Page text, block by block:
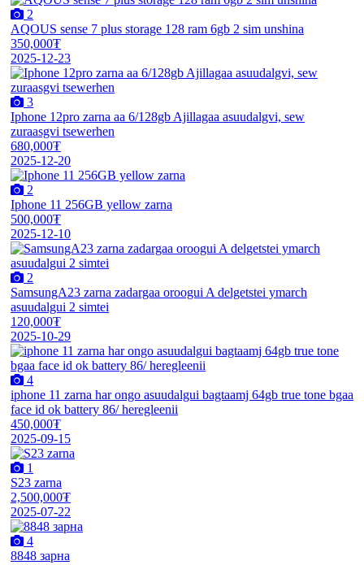
2
AQOUS sense 7 plus storage 128 ram 6gb 2 sim unshina
350,000₮
2025-12-23
3
Iphone 12pro zarna aa 6/128gb Ajillagaa asuudalgvi, sew
zuraasgvi tsewerhen
680,000₮
2025-12-20
2
Iphone 11 256GB yellow zarna
500,000₮
2025-12-10
2
SamsungA23 zarna zadargaa oroogui A delgetstei ymarch
asuudalgui 2 simtei
120,000₮
2025-10-29
4
iphone 11 zarna har ongo asuudalgui bagtaamj 64gb true tone bgaa
face id ok battery 86/ heregleenii
450,000₮
2025-09-15
1
S23 zarna
2,500,000₮
2025-07-22
4
8848 зарна